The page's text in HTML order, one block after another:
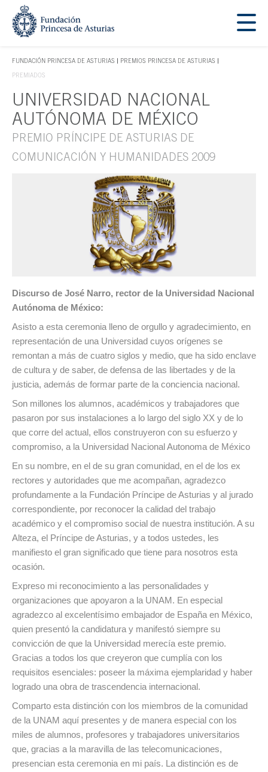
Saltar navegación. Ir directamente al contenido principal
FUNDACIÓN PRINCESA DE ASTURIAS
TECLA DE ACCESO 1
PREMIOS PRINCESA DE ASTURIAS
PREMIADOS
Contenido principal
UNIVERSIDAD NACIONAL
AUTÓNOMA DE MÉXICO
PREMIO PRÍNCIPE DE ASTURIAS DE
COMUNICACIÓN Y HUMANIDADES 2009
Discurso de José Narro, rector de la Universidad Nacional
Autónoma de México:
Asisto a esta ceremonia lleno de orgullo y agradecimiento, en
representación de una Universidad cuyos orígenes se
remontan a más de cuatro siglos y medio, que ha sido enclave
de cultura y de saber, de defensa de las libertades y de la
justicia, además de formar parte de la conciencia nacional.
Son millones los alumnos, académicos y trabajadores que
pasaron por sus instalaciones a lo largo del siglo XX y de lo
que corre del actual, ellos construyeron con su esfuerzo y
compromiso, a la Universidad Nacional Autonoma de México
En su nombre, en el de su gran comunidad, en el de los ex
rectores y autoridades que me acompañan, agradezco
profundamente a la Fundación Príncipe de Asturias y al jurado
correspondiente, por reconocer la calidad del trabajo
académico y el compromiso social de nuestra institución. A su
Alteza, el Príncipe de Asturias, y a todos ustedes, les
manifiesto el gran significado que tiene para nosotros esta
ocasión.
Expreso mi reconocimiento a las personalidades y
organizaciones que apoyaron a la UNAM. En especial
agradezco al excelentísimo embajador de España en México,
quien presentó la candidatura y manifestó siempre su
convicción de que la Universidad merecía este premio.
Gracias a todos los que creyeron que cumplía con los
requisitos esenciales: poseer la máxima ejemplaridad y haber
logrado una obra de trascendencia internacional.
Comparto esta distinción con los miembros de la comunidad
de la UNAM aquí presentes y de manera especial con los
miles de alumnos, profesores y trabajadores universitarios
que, gracias a la maravilla de las telecomunicaciones,
presencian esta ceremonia en mi país. La distinción es de